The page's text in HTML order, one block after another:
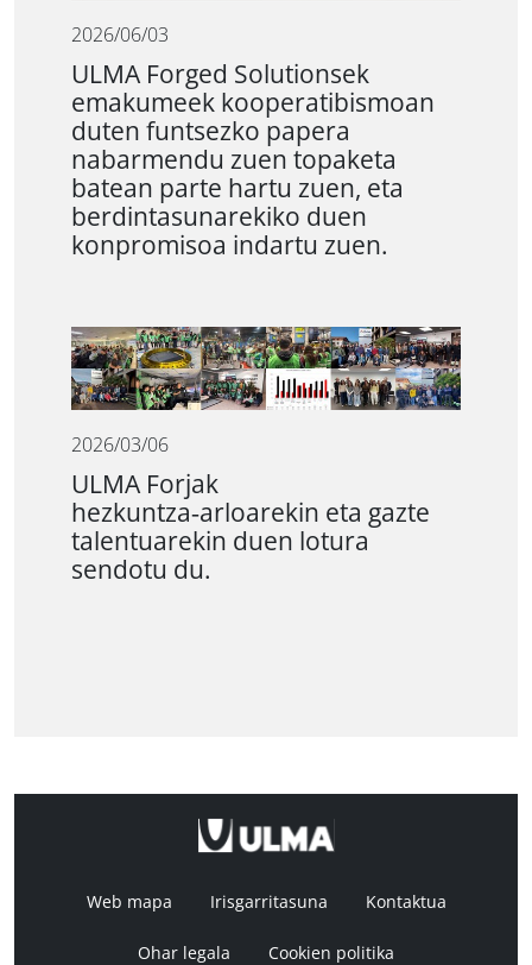
2026/06/03
ULMA Forged Solutionsek
emakumeek kooperatibismoan
duten funtsezko papera
nabarmendu zuen topaketa
batean parte hartu zuen, eta
berdintasunarekiko duen
konpromisoa indartu zuen.
2026/03/06
ULMA Forjak
hezkuntza‑arloarekin eta gazte
talentuarekin duen lotura
sendotu du.
Web mapa Irisgarritasuna Kontaktua
Ohar legala Cookien politika